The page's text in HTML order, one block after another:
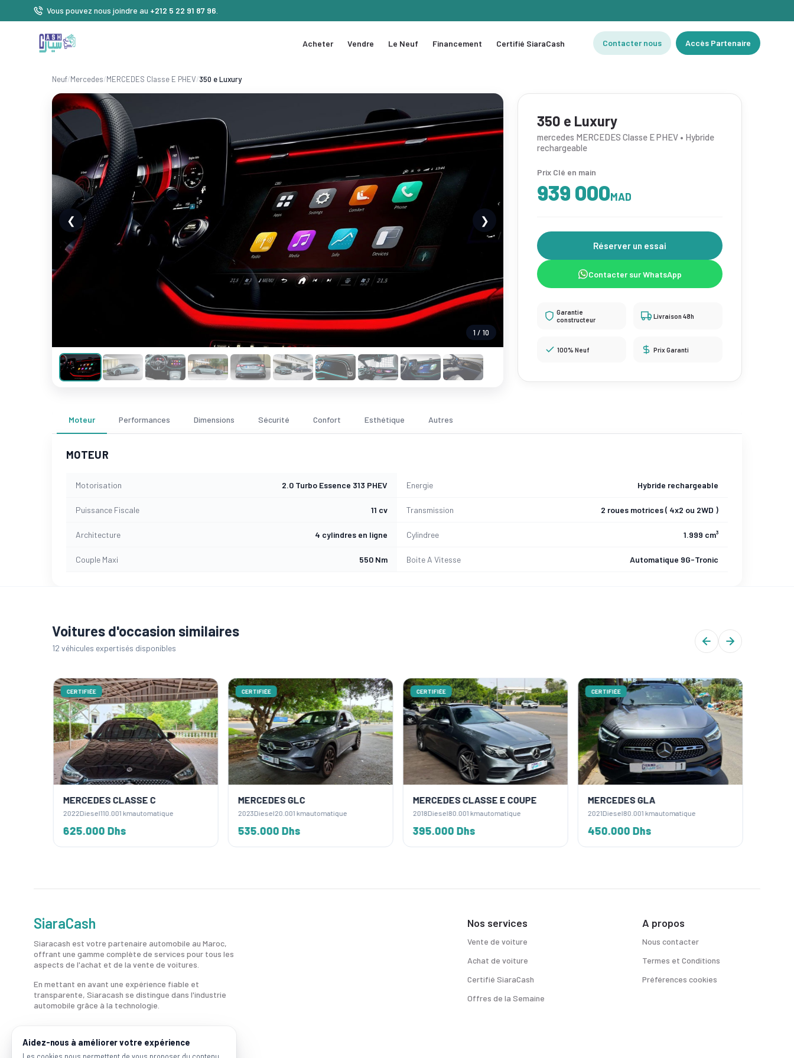
Vous pouvez nous joindre au +212 5 22 91 87 96
Acheter Vendre Le Neuf Financement Certifié SiaraCash Contacter nous Accès Partenaire
Neuf/Mercedes/MERCEDES Classe E PHEV/350 e Luxury
1 / 10
❮ ❯
350 e Luxury
mercedes MERCEDES Classe E PHEV • Hybride
rechargeable
Prix Clé en main
939 000MAD
Réserver un essai
Contacter sur WhatsApp
Garantie
constructeur
Livraison 48h
100% Neuf Prix Garanti
Moteur Performances Dimensions Sécurité Confort Esthétique Autres
MOTEUR
Motorisation 2.0 Turbo Essence 313 PHEV Energie Hybride rechargeable
Puissance Fiscale 11 cv Transmission 2 roues motrices ( 4x2 ou 2WD )
Architecture 4 cylindres en ligne Cylindree 1.999 cm³
Couple Maxi 550 Nm Boite A Vitesse Automatique 9G-Tronic
Voitures d'occasion similaires
12 véhicules expertisés disponibles
CERTIFIÉE
MERCEDES CLASSE C
2022Diesel110.001 kmautomatique
625.000 Dhs
CERTIFIÉE
MERCEDES GLC
2023Diesel20.001 kmautomatique
535.000 Dhs
CERTIFIÉE
MERCEDES CLASSE E COUPE
2018Diesel80.001 kmautomatique
395.000 Dhs
CERTIFIÉE
MERCEDES GLA
2021Diesel80.001 kmautomatique
450.000 Dhs
SiaraCash
Siaracash est votre partenaire automobile au Maroc,
offrant une gamme complète de services pour tous les
aspects de l'achat et de la vente de voitures.
En mettant en avant une expérience fiable et
transparente, Siaracash se distingue dans l'industrie
automobile grâce à la technologie.
Nos services
Vente de voiture
Achat de voiture
Certifié SiaraCash
Offres de la Semaine
A propos
Nous contacter
Termes et Conditions
Préférences cookies
Aidez-nous à améliorer votre expérience